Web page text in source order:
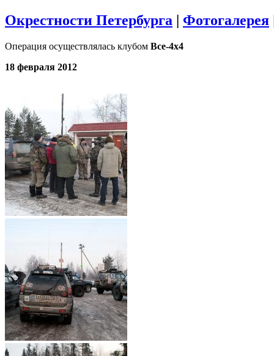
Окрестности Петербурга | Фотогалерея
Операция осуществлялась клубом Все-4х4
18 февраля 2012